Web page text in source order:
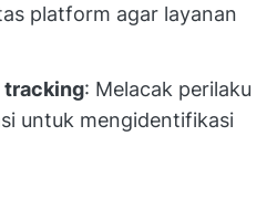
platform agar layanan
: Melacak perilaku
untuk mengidentifikasi